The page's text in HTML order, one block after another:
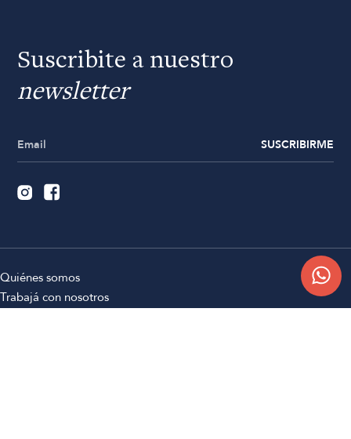
Suscribite a nuestro
newsletter
SUSCRIBIRME
Quiénes somos
Trabajá con nosotros